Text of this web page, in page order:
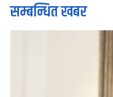
सम्बन्धित खबर